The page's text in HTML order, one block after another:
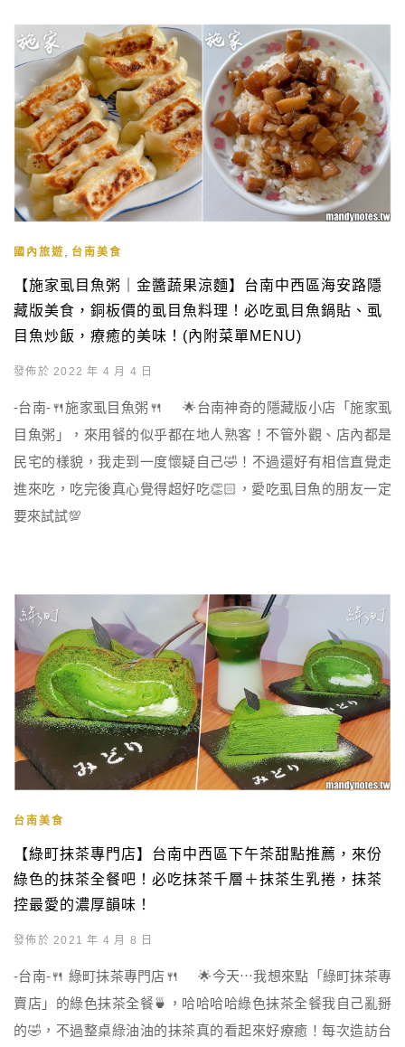
國內旅遊 台南美食
【施家虱目魚粥｜金醬蔬果涼麵】台南中西區海安路隱
藏版美食，銅板價的虱目魚料理！必吃虱目魚鍋貼、虱
目魚炒飯，療癒的美味！(內附菜單MENU)
發佈於 2022 年 4 月 4 日
-台南-🍴施家虱目魚粥🍴 🌟台南神奇的隱藏版小店「施家虱
目魚粥」，來用餐的似乎都在地人熟客！不管外觀、店內都是
民宅的樣貌，我走到一度懷疑自己🤣！不過還好有相信直覺走
進來吃，吃完後真心覺得超好吃👏🏻，愛吃虱目魚的朋友一定
要來試試💯
台南美食
【綠町抹茶專門店】台南中西區下午茶甜點推薦，來份
綠色的抹茶全餐吧！必吃抹茶千層＋抹茶生乳捲，抹茶
控最愛的濃厚韻味！
發佈於 2021 年 4 月 8 日
-台南-🍴 綠町抹茶專門店🍴 🌟今天⋯我想來點「綠町抹茶專
賣店」的綠色抹茶全餐🍵，哈哈哈哈綠色抹茶全餐我自己亂掰
的🤣，不過整桌綠油油的抹茶真的看起來好療癒！每次造訪台